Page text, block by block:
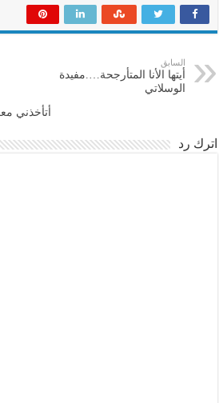
السابق
أيتها الأنا المتأرجحة….مفيدة
الوسلاتي
أتأخذني
اترك رد